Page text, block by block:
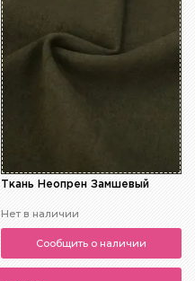
Ткань Неопрен Замшевый
Нет в наличии
Сообщить о наличии